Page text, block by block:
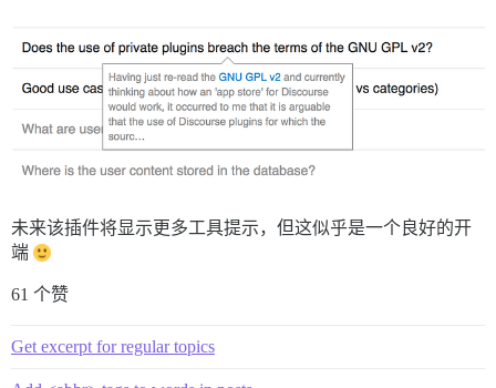
未来该插件将显示更多工具提示，但这似乎是一个良好的开
端
61 个赞
Get excerpt for regular topics